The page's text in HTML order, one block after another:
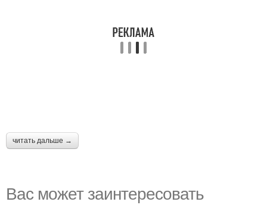
читать дальше →
Вас может заинтересовать